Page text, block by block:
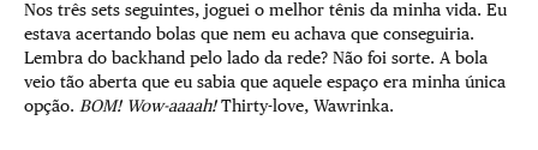
Nos três sets seguintes, joguei o melhor tênis da minha vida. Eu
estava acertando bolas que nem eu achava que conseguiria.
Lembra do backhand pelo lado da rede? Não foi sorte. A bola
veio tão aberta que eu sabia que aquele espaço era minha única
opção. BOM! Wow-aaaah!Thirty-love, Wawrinka.